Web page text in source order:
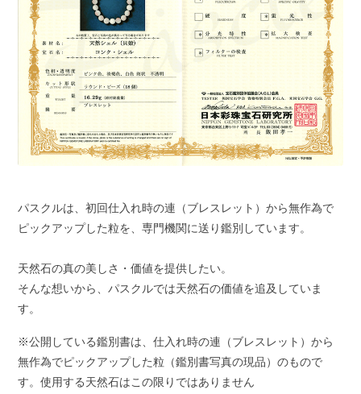
パスクルは、初回仕入れ時の連（ブレスレット）から無作為で
ピックアップした粒を、専門機関に送り鑑別しています。
天然石の真の美しさ・価値を提供したい。
そんな想いから、パスクルでは天然石の価値を追及していま
す。
※公開している鑑別書は、仕入れ時の連（ブレスレット）から
無作為でピックアップした粒（鑑別書写真の現品）のもので
す。使用する天然石はこの限りではありません